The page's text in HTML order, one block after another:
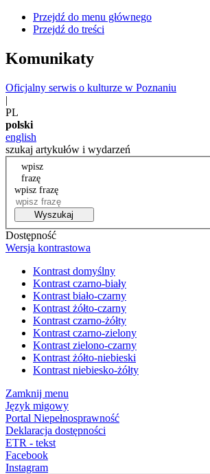
Przejdź do menu głównego
Przejdź do treści
Komunikaty
Oficjalny serwis o kulturze w Poznaniu
|
PL
polski
english
szukaj artykułów i wydarzeń
wpisz
frazę
wpisz frazę
Wyszukaj
Dostępność
Wersja kontrastowa
Kontrast domyślny
Kontrast czarno-biały
Kontrast biało-czarny
Kontrast żółto-czarny
Kontrast czarno-żółty
Kontrast czarno-zielony
Kontrast zielono-czarny
Kontrast żółto-niebieski
Kontrast niebiesko-żółty
Zamknij menu
Język migowy
Portal Niepełnosprawność
Deklaracja dostępności
ETR - tekst
Facebook
Instagram